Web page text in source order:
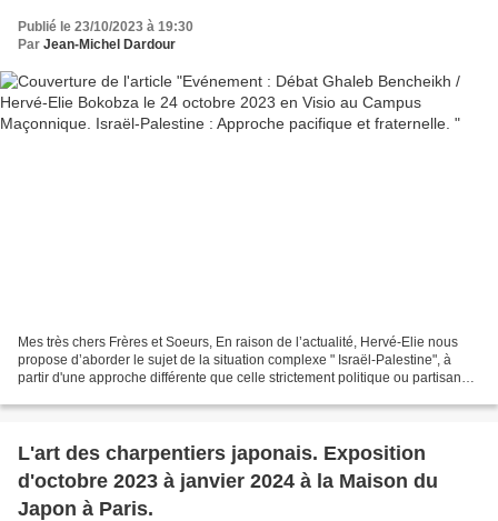
Approche pacifique et fraternelle.
Publié le 23/10/2023 à 19:30
Par Jean-Michel Dardour
Mes très chers Frères et Soeurs, En raison de l’actualité, Hervé-Elie nous
propose d’aborder le sujet de la situation complexe " Israël-Palestine", à
partir d'une approche différente que celle strictement politique ou partisane,
L'art des charpentiers japonais. Exposition
d'octobre 2023 à janvier 2024 à la Maison du
Japon à Paris.